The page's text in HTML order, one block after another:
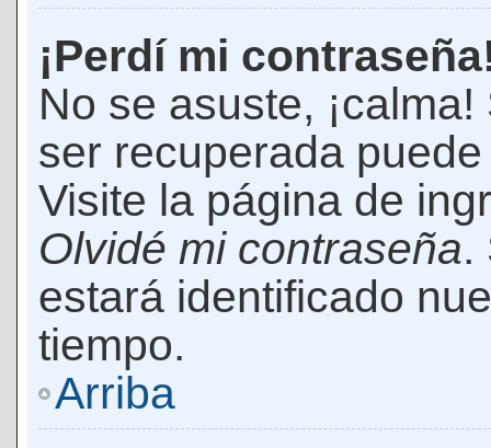
¡Perdí mi
No se asuste,
ser recuperada
Visite la página de
Olvidé mi contraseña.
estará identificado
tiempo.
Arriba